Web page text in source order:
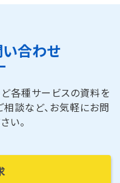
い合わせ
各種サービスの資料を
相談など、お気軽にお問
い。